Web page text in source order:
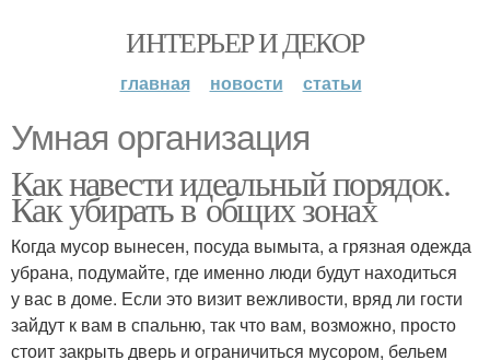
ИНТЕРЬЕР И ДЕКОР
главная новости статьи
Умная организация
Как навести идеальный порядок.
Как убирать в общих зонах
Когда мусор вынесен, посуда вымыта, а грязная одежда
убрана, подумайте, где именно люди будут находиться
у вас в доме. Если это визит вежливости, вряд ли гости
зайдут к вам в спальню, так что вам, возможно, просто
стоит закрыть дверь и ограничиться мусором, бельем